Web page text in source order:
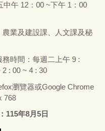
中午12： 00 ~下午1 ： 00
業及建設課、人文課及秘
務時間：每週二上午 9 :
2 : 00 ~ 4 : 30
瀏覽器或Google Chrome
768
115年8月5日